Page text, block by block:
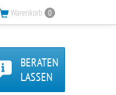
Warenkorb 0
BERATEN
LASSEN